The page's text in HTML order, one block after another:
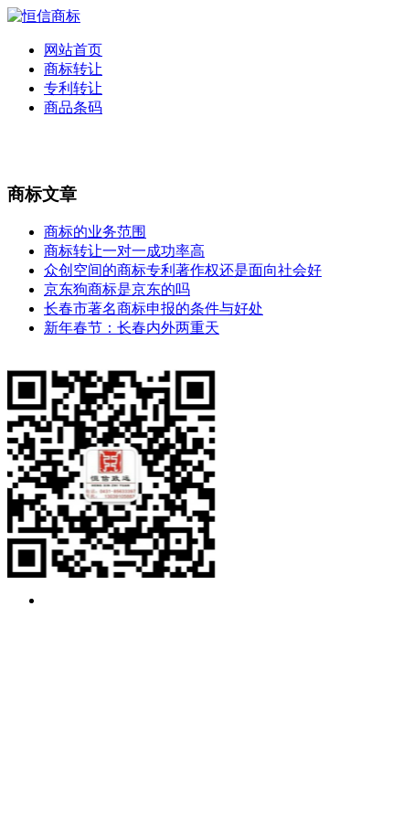
网站首页
商标转让
专利转让
商品条码
商标文章
商标的业务范围
商标转让一对一成功率高
众创空间的商标专利著作权还是面向社会好
京东狗商标是京东的吗
长春市著名商标申报的条件与好处
新年春节：长春内外两重天